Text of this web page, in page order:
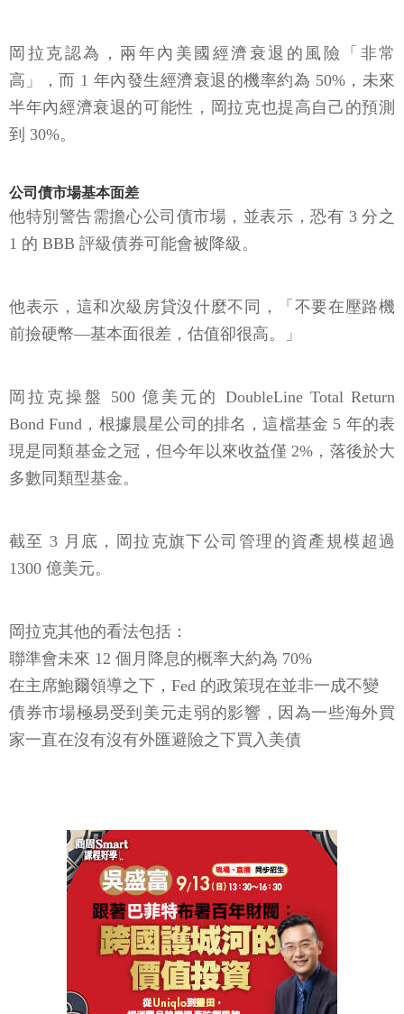
岡拉克認為，兩年內美國經濟衰退的風險「非常
高」，而 1 年內發生經濟衰退的機率約為 50%，未來
半年內經濟衰退的可能性，岡拉克也提高自己的預測
到 30%。
公司債市場基本面差
他特別警告需擔心公司債市場，並表示，恐有 3 分之
1 的 BBB 評級債券可能會被降級。
他表示，這和次級房貸沒什麼不同，「不要在壓路機
前撿硬幣—基本面很差，估值卻很高。」
岡拉克操盤 500 億美元的 DoubleLine Total Return
Bond Fund，根據晨星公司的排名，這檔基金 5 年的表
現是同類基金之冠，但今年以來收益僅 2%，落後於大
多數同類型基金。
截至 3 月底，岡拉克旗下公司管理的資產規模超過
1300 億美元。
岡拉克其他的看法包括：
聯準會未來 12 個月降息的概率大約為 70%
在主席鮑爾領導之下，Fed 的政策現在並非一成不變
債券市場極易受到美元走弱的影響，因為一些海外買
家一直在沒有沒有外匯避險之下買入美債